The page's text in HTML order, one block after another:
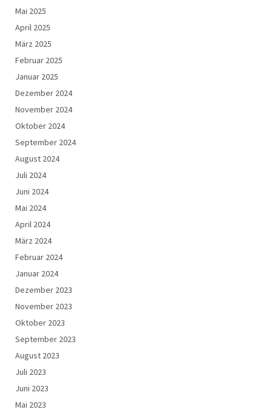
Mai 2025
April 2025
März 2025
Februar 2025
Januar 2025
Dezember 2024
November 2024
Oktober 2024
September 2024
August 2024
Juli 2024
Juni 2024
Mai 2024
April 2024
März 2024
Februar 2024
Januar 2024
Dezember 2023
November 2023
Oktober 2023
September 2023
August 2023
Juli 2023
Juni 2023
Mai 2023